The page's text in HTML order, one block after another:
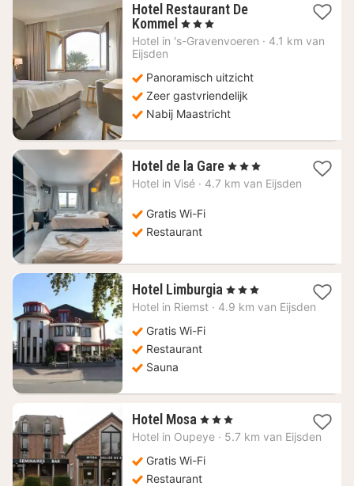
Hotel Restaurant De
Kommel 2
nachten
€
, 3 Sterren
Hotel in 's-Gravenvoeren · 4.1 km van
Eijsden
Panoramisch uitzicht
Zeer gastvriendelijk
Nabij Maastricht
Hotel de la Gare 1
nacht
, 3 Sterren
Hotel in Visé · 4.7 km van Eijsden
Gratis Wi-Fi
Restaurant
Hotel Limburgia 1
nacht
, 3 Sterren
Hotel in Riemst · 4.9 km van Eijsden
Gratis Wi-Fi
Restaurant
Sauna
Hotel Mosa 1
nacht
vanaf
68,31
€
, 3 Sterren
Hotel in Oupeye · 5.7 km van Eijsden
Gratis Wi-Fi
Restaurant